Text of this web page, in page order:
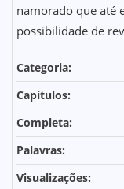
namorado que até
possibilidade de
Categoria:
Capítulos:
Completa:
Palavras:
Visualizações: